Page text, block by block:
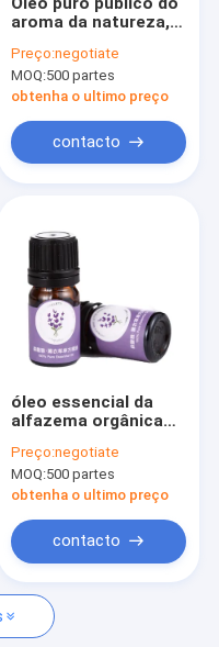
aroma da natureza,
essenciais
terapêuticos puros
Preço:negotiate
MOQ:500 partes
obtenha o ultimo preço
contacto
óleo essencial da
alfazema orgânica
casa
Preço:negotiate
MOQ:500 partes
obtenha o ultimo preço
contacto